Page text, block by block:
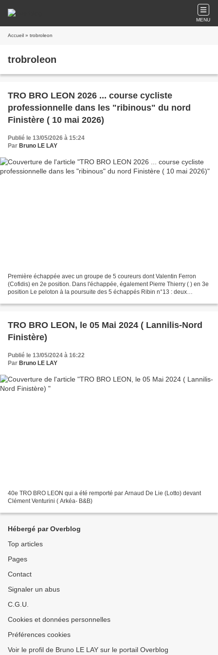
MENU
Accueil » trobroleon
trobroleon
TRO BRO LEON 2026 ... course cycliste
professionnelle dans les "ribinous" du nord
Finistère ( 10 mai 2026)
Publié le 13/05/2026 à 15:24
Par Bruno LE LAY
Première échappée avec un groupe de 5 coureurs dont Valentin Ferron
(Cofidis) en 2e position. Dans l'échappée, également Pierre Thierry ( ) en 3e
position Le peloton à la poursuite des 5 échappés Ribin n°13 : deux
TRO BRO LEON, le 05 Mai 2024 ( Lannilis-Nord
Finistère)
Publié le 13/05/2024 à 16:22
Par Bruno LE LAY
40e TRO BRO LEON qui a été remporté par Arnaud De Lie (Lotto) devant
Clément Venturini ( Arkéa- B&B)
Hébergé par Overblog
Top articles
Pages
Contact
Signaler un abus
C.G.U.
Cookies et données personnelles
Préférences cookies
Voir le profil de Bruno LE LAY sur le portail Overblog